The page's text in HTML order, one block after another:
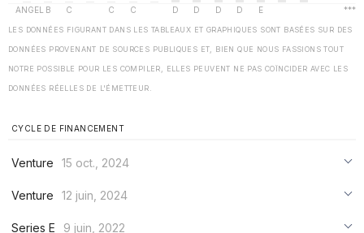
LES DONNÉES FIGURANT DANS LES TABLEAUX ET GRAPHIQUES SONT BASÉES SUR DES
DONNÉES PROVENANT DE SOURCES PUBLIQUES ET, BIEN QUE NOUS FASSIONS TOUT
NOTRE POSSIBLE POUR LES COMPILER, ELLES PEUVENT NE PAS COÏNCIDER AVEC LES
DONNÉES RÉELLES DE L'ÉMETTEUR.
CYCLE DE FINANCEMENT
Venture
15 oct., 2024
***
Venture
12 juin, 2024
***
Series E
9 juin, 2022